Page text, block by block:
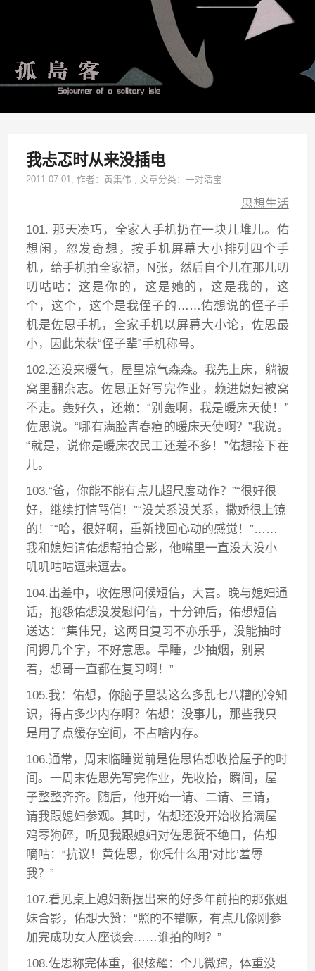
我忐忑时从来没插电
2011-07-01, 作者：黄集伟 ,文章分类：一对活宝
思想生活
101. 那天凑巧，全家人手机扔在一块儿堆儿。佑
想闲，忽发奇想，按手机屏幕大小排列四个手
机，给手机拍全家福，N张，然后自个儿在那儿叨
叨咕咕：这是你的，这是她的，这是我的，这
个，这个，这个是我侄子的……佑想说的侄子手
机是佐思手机，全家手机以屏幕大小论，佐思最
小，因此荣获“侄子辈”手机称号。
102.还没来暖气，屋里凉气森森。我先上床，躺被
窝里翻杂志。佐思正好写完作业，赖进媳妇被窝
不走。轰好久，还赖：“别轰啊，我是暖床天使！”
佐思说。“哪有满脸青春痘的暖床天使啊？”我说。
“就是，说你是暖床农民工还差不多！”佑想接下茬
儿。
103.“爸，你能不能有点儿超尺度动作？”“很好很
好，继续打情骂俏！”“没关系没关系，撒娇很上镜
的！”“哈，很好啊，重新找回心动的感觉！”……
我和媳妇请佑想帮拍合影，他嘴里一直没大没小
叽叽咕咕逗来逗去。
104.出差中，收佐思问候短信，大喜。晚与媳妇通
话，抱怨佑想没发慰问信，十分钟后，佑想短信
送达：“集伟兄，这两日复习不亦乐乎，没能抽时
间摁几个字，不好意思。早睡，少抽烟，别累
着，想哥一直都在复习啊！”
105.我：佑想，你脑子里装这么多乱七八糟的冷知
识，得占多少内存啊？佑想：没事儿，那些我只
是用了点缓存空间，不占啥内存。
106.通常，周末临睡觉前是佐思佑想收拾屋子的时
间。一周末佐思先写完作业，先收拾，瞬间，屋
子整整齐齐。随后，他开始一请、二请、三请，
请我跟媳妇参观。其时，佑想还没开始收拾满屋
鸡零狗碎，听见我跟媳妇对佐思赞不绝口，佑想
嘀咕：“抗议！黄佐思，你凭什么用‘对比’羞辱
我？”
107.看见桌上媳妇新摆出来的好多年前拍的那张姐
妹合影，佑想大赞：“照的不错嘛，有点儿像刚参
加完成功女人座谈会……谁拍的啊？”
108.佐思称完体重，很炫耀：个儿微蹿，体重没